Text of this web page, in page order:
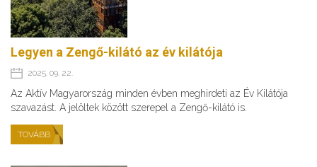
Legyen a Zengő-kilátó az év kilátója
2025. 09. 22.
Az Aktív Magyarország minden évben meghirdeti az Év Kilátója
szavazást. A jelöltek között szerepel a Zengő-kilátó is.
TOVÁBB